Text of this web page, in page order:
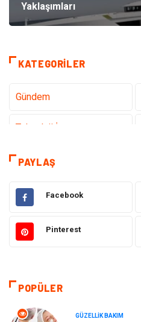
Yaklaşımları
KATEGORILER
Gündem
Teknoloji İnternet
Hukuk
Dekorasyon
Otomotiv
Makine
Gıda
PAYLAŞ
Facebook
Pinterest
POPÜLER
GÜZELLIK BAKIM